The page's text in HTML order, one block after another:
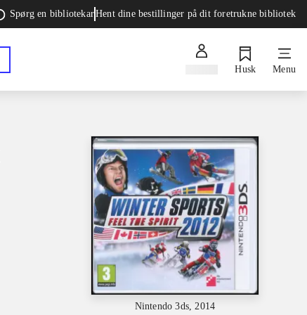
Spørg en bibliotekarHent dine bestillinger på dit foretrukne bibliotek
Husk Menu
Nintendo 3ds, 2014